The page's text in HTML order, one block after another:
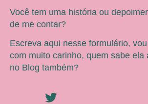
Você tem uma história ou
de me contar?
Escreva aqui nesse formulário,
com muito carinho, quem sabe ela
no Blog também?